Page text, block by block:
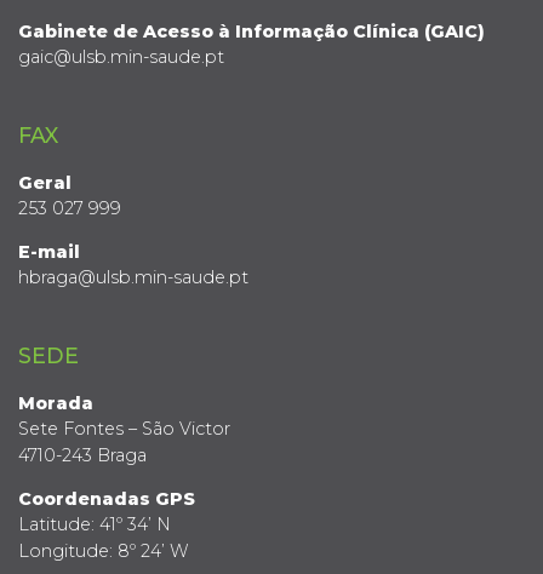
Gabinete de Acesso à Informação Clínica (GAIC)
gaic@ulsb.min-saude.pt
FAX
Geral
253 027 999
E-mail
hbraga@ulsb.min-saude.pt
SEDE
Morada
Sete Fontes – São Victor
4710-243 Braga
Coordenadas GPS
Latitude: 41º 34’ N
Longitude: 8º 24’ W